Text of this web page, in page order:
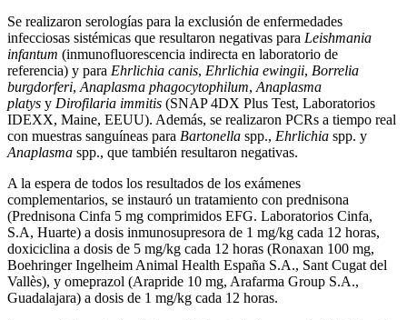
Se realizaron serologías para la exclusión de enfermedades
infecciosas sistémicas que resultaron negativas para Leishmania
infantum (inmunofluorescencia indirecta en laboratorio de
referencia) y para Ehrlichia canis, Ehrlichia ewingii, Borrelia
burgdorferi, Anaplasma phagocytophilum, Anaplasma
platys y Dirofilaria immitis (SNAP 4DX Plus Test, Laboratorios
IDEXX, Maine, EEUU). Además, se realizaron PCRs a tiempo real
con muestras sanguíneas para Bartonella spp., Ehrlichia spp. y
Anaplasma spp., que también resultaron negativas.
A la espera de todos los resultados de los exámenes
complementarios, se instauró un tratamiento con prednisona
(Prednisona Cinfa 5 mg comprimidos EFG. Laboratorios Cinfa,
S.A, Huarte) a dosis inmunosupresora de 1 mg/kg cada 12 horas,
doxiciclina a dosis de 5 mg/kg cada 12 horas (Ronaxan 100 mg,
Boehringer Ingelheim Animal Health España S.A., Sant Cugat del
Vallès), y omeprazol (Arapride 10 mg, Arafarma Group S.A.,
Guadalajara) a dosis de 1 mg/kg cada 12 horas.